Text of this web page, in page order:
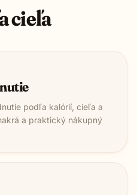
cieľa
podľa kalórií, cieľa a
a praktický nákupný